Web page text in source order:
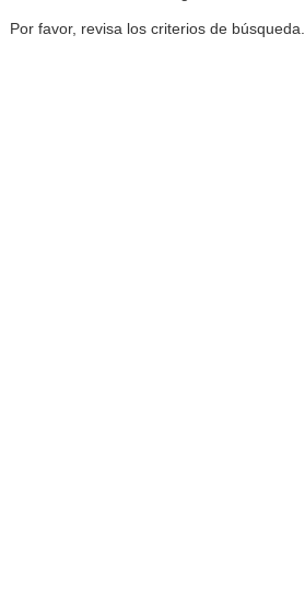
Por favor, revisa los criterios de búsqueda.